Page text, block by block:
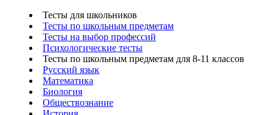
Тесты для школьников
Тесты по школьным предметам
Тесты на выбор профессий
Психологические тесты
Тесты по школьным предметам для 8-11 классов
Русский язык
Математика
Биология
Обществознание